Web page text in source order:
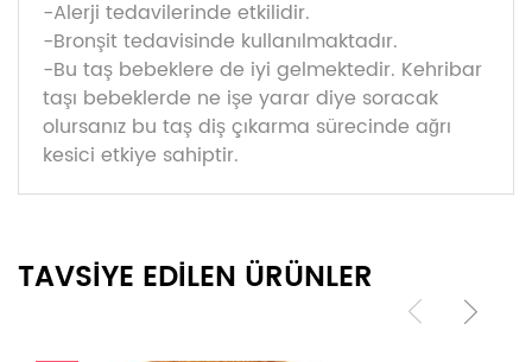
-Alerji tedavilerinde etkilidir.
-Bronşit tedavisinde kullanılmaktadır.
-Bu taş bebeklere de iyi gelmektedir. Kehribar
taşı bebeklerde ne işe yarar diye soracak
olursanız bu taş diş çıkarma sürecinde ağrı
kesici etkiye sahiptir.
TAVSİYE EDİLEN ÜRÜNLER